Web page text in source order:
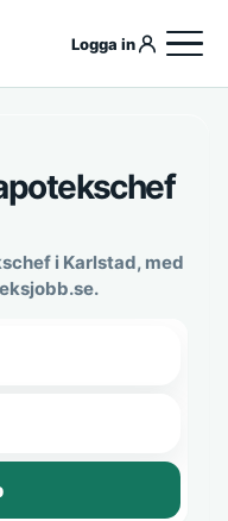
Logga in
i Karlstad, med